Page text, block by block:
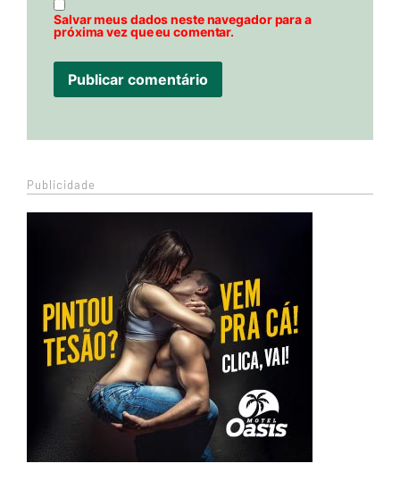
Salvar meus dados neste navegador para a
próxima vez que eu comentar.
Publicidade